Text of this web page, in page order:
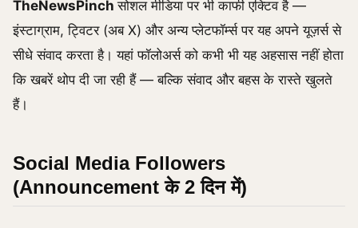
TheNewsPinchसोशल मीडिया पर भी काफी एक्टिव है —
इंस्टाग्राम, ट्विटर (अब X) और अन्य प्लेटफॉर्म्स पर यह अपने यूज़र्स से
सीधे संवाद करता है। यहां फॉलोअर्स को कभी भी यह अहसास नहीं होता
कि खबरें थोप दी जा रही हैं — बल्कि संवाद और बहस के रास्ते खुलते
हैं।
Social Media Followers
(Announcement के 2 दिन में)